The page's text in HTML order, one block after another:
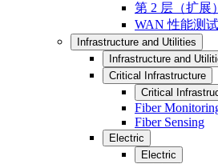
第 2 层（扩展
WAN 性能测试
Infrastructure and Utilities
Infrastructure and
Critical Infrastructure
Critical
Fiber
Fiber Sensing
Electric
Electric